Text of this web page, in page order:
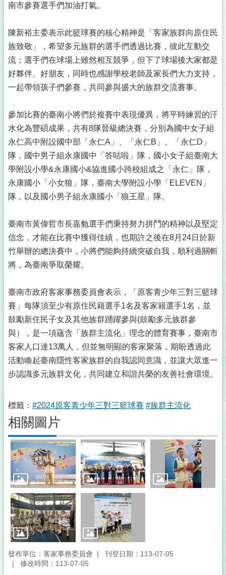
南市參賽選手們加油打氣。
陳新裕主委表示此籃球賽的核心精神是「客家族群向原住民
族致敬」，希望多元族群的選手們透過比賽，彼此互動交
流；選手們在球場上雖然相互競爭，但下了球場後大家都是
好夥伴、好朋友，同時也感謝學校老師及家長們大力支持，
一起帶領孩子們參賽，共同參與盛大的族群交流賽事。
參加比賽的臺南小將們於複賽中表現優異，將平時練習的汗
水化為豐碩成果，共有8隊晉級總決賽，分別為國中女子組
永仁高中附設國中部「永仁A」、「永仁B」、「永仁D」
隊，國中男子組永康國中「答咕啦」隊，國小女子組臺南大
學附設小學&永康國小&協進國小跨校組成之「永仁」隊，
永康國小「小女狼」隊，臺南大學附設小學「ELEVEN」
隊，以及國小男子組永康國小「狼王星」隊。
臺南市黃偉哲市長嘉勉選手們秉持努力拼鬥的精神以及堅定
信念，才能在比賽中獲得佳績，也期許之後在8月24日於新
竹舉辦的總決賽中，小將們能夠持續突破自我，順利過關斬
將，為臺南爭取榮耀。
臺南市政府客家事務委員會表示，「原客青少年三對三籃球
賽」每隊須至少有原住民籍選手1名及客家籍選手1名，並
鼓勵新住民子女及其他族群踴躍參與(鼓勵多元族群參
與），是一項蘊含「族群主流化」理念的體育賽事，臺南市
客家人口達13萬人，但並無明顯的客家聚落，期盼透過此
活動喚起臺南隱性客家族群的自我認同意識，並讓大眾進一
步認識多元族群文化，共同建立和諧共榮的友善社會環境。
標籤： #2024原客青少年三對三籃球賽 #族群主流化
相關圖片
發布單位：客家事務委員會
刊登日期：113-07-05
修改時間：113-07-05